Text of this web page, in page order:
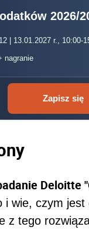
2026/
| 13.01.2027 r., 10:00-
nagranie
Zapisz się
Deloitte
i wie, czym
tego